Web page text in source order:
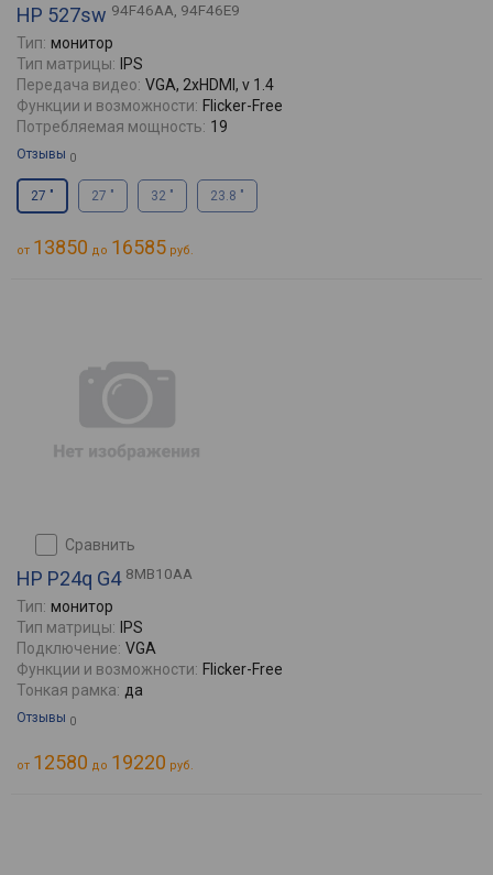
HP 527sw 94F46AA, 94F46E9
Тип: монитор
Тип матрицы:
IPS
Передача видео: VGA, 2xHDMI, v 1.4
Функции и возможности: Flicker-Free
Потребляемая мощность: 19
Отзывы 0
27 " 27 " 32 " 23.8 "
от 13850 до 16585 руб.
сравнить
HP P24q G4 8MB10AA
Тип: монитор
Тип матрицы:
IPS
Подключение: VGA
Функции и возможности: Flicker-Free
Тонкая рамка: да
Отзывы 0
от 12580 до 19220 руб.